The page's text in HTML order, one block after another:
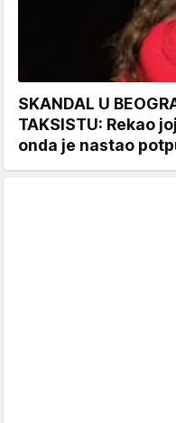
SKANDAL U
TAKSISTU: Rekao
onda je nastao